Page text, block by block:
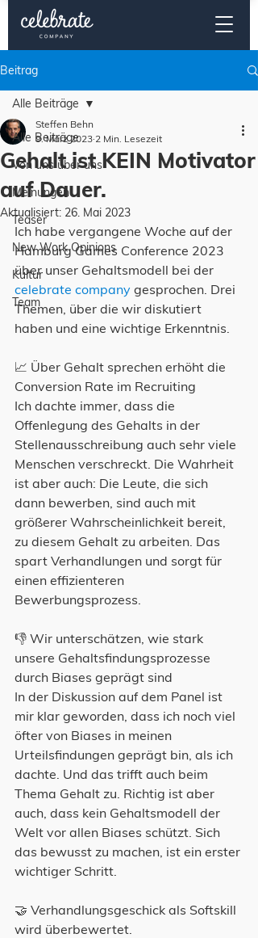
Beitrag
Alle Beiträge
Von uns über uns
Meinungen
Teaser
New Work Opinions
Kultur
Team
Alle Beiträge
Gehalt ist KEIN Motivator
auf Dauer.
Steffen Behn
9. März 2023 2 Min. Lesezeit
Aktualisiert: 26. Mai 2023
Ich habe vergangene Woche auf der
Hamburg Games Conference 2023
über unser Gehaltsmodell bei der
celebrate company gesprochen. Drei
Themen, über die wir diskutiert
haben und eine wichtige Erkenntnis.
📈 Über Gehalt sprechen erhöht die
Conversion Rate im Recruiting
Ich dachte immer, dass die
Offenlegung des Gehalts in der
Stellenausschreibung auch sehr viele
Menschen verschreckt. Die Wahrheit
ist aber auch: Die Leute, die sich
dann bewerben, sind auch mit
größerer Wahrscheinlichkeit bereit,
zu diesem Gehalt zu arbeiten. Das
spart Verhandlungen und sorgt für
einen effizienteren
Bewerbungsprozess.
👎 Wir unterschätzen, wie stark
unsere Gehaltsfindungsprozesse
durch Biases geprägt sind
In der Diskussion auf dem Panel ist
mir klar geworden, dass ich noch viel
öfter von Biases in meinen
Urteilsfindungen geprägt bin, als ich
dachte. Und das trifft auch beim
Thema Gehalt zu. Richtig ist aber
auch, dass kein Gehaltsmodell der
Welt vor allen Biases schützt. Sich
das bewusst zu machen, ist ein erster
wichtiger Schritt.
🤝 Verhandlungsgeschick als Softskill
wird überbewertet.